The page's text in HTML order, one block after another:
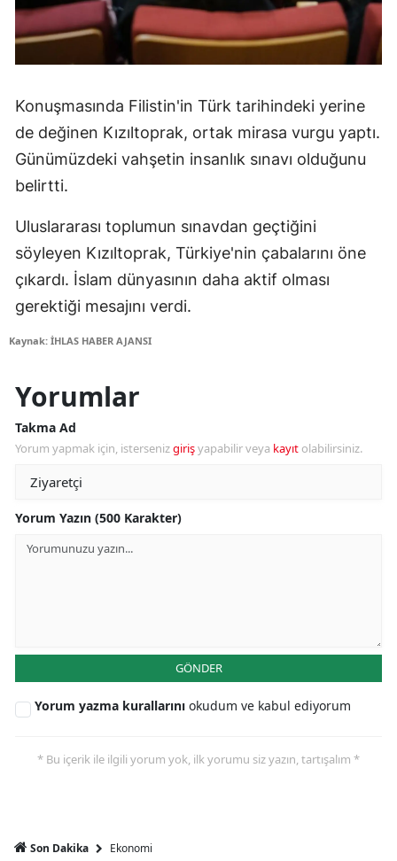
Konuşmasında Filistin'in Türk tarihindeki yerine
de değinen Kızıltoprak, ortak mirasa vurgu yaptı.
Günümüzdeki vahşetin insanlık sınavı olduğunu
belirtti.
Uluslararası toplumun sınavdan geçtiğini
söyleyen Kızıltoprak, Türkiye'nin çabalarını öne
çıkardı. İslam dünyasının daha aktif olması
gerektiği mesajını verdi.
Kaynak: İHLAS HABER AJANSI
Yorumlar
Takma Ad
Yorum yapmak için, istersenizgirişyapabilir veya kayıt olabilirsiniz.
Yorum Yazın (500 Karakter)
GÖNDER
Yorum yazma kurallarını okudum ve kabul ediyorum
* Bu içerik ile ilgili yorum yok, ilk yorumu siz yazın, tartışalım *
Son Dakika Ekonomi